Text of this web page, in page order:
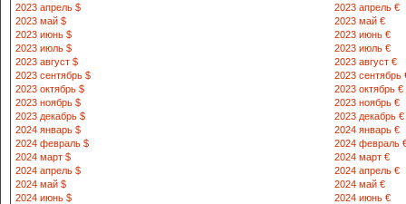
2023 апрель $
2023 апрель €
2023 май $
2023 май €
2023 июнь $
2023 июнь €
2023 июль $
2023 июль €
2023 август $
2023 август €
2023 сентябрь $
2023 сентябрь
2023 октябрь $
2023 октябрь €
2023 ноябрь $
2023 ноябрь €
2023 декабрь $
2023 декабрь €
2024 январь $
2024 январь €
2024 февраль $
2024 февраль
2024 март $
2024 март €
2024 апрель $
2024 апрель €
2024 май $
2024 май €
2024 июнь $
2024 июнь €